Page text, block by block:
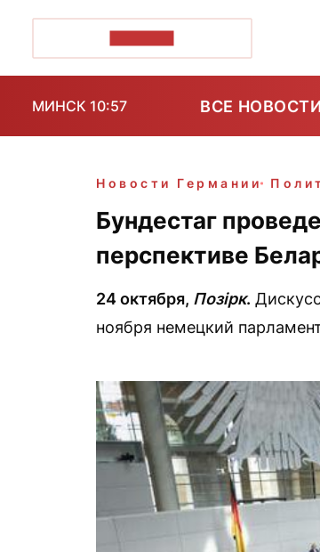
МИНСК 10:57 ВСЕ НОВОСТИ
Новости Германии
Бундестаг
перспективе
24 октября, Позірк.
ноября немецкий